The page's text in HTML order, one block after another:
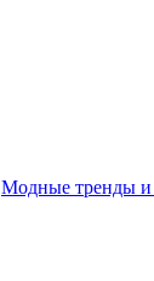
Модные тренды и